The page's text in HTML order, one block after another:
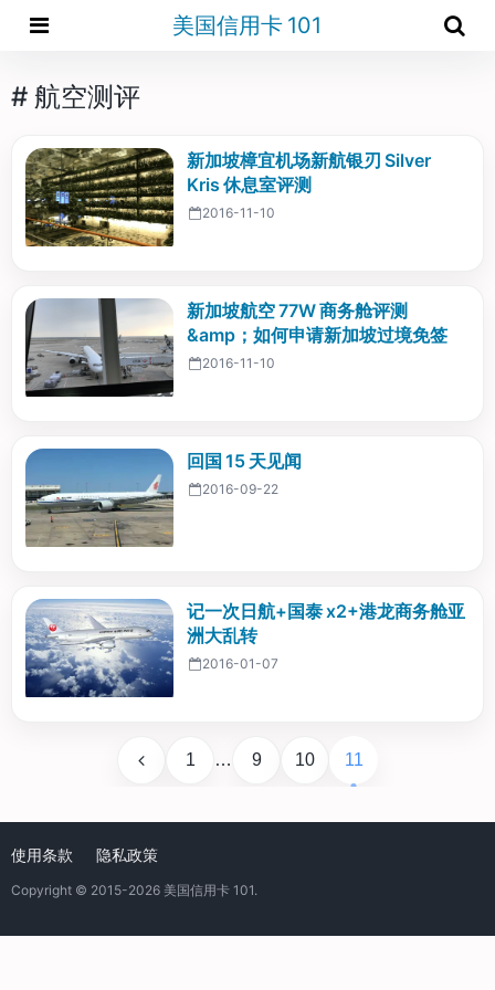
美国信用卡 101
# 航空测评
新加坡樟宜机场新航银刃 Silver
Kris 休息室评测
2016-11-10
新加坡航空 77W 商务舱评测
&amp；如何申请新加坡过境免签
2016-11-10
回国 15 天见闻
2016-09-22
记一次日航+国泰 x2+港龙商务舱亚
洲大乱转
2016-01-07
1 … 9 10 11
使用条款 隐私政策
Copyright © 2015-2026 美国信用卡 101.